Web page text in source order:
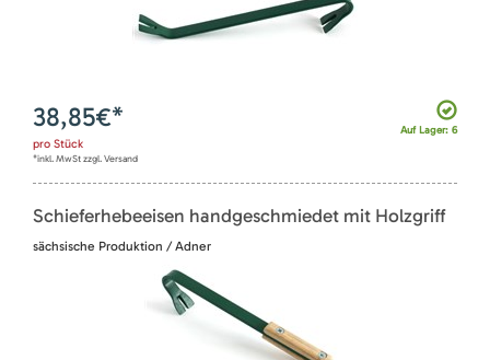
Auf Lager: 6
38,85€*
pro Stück
*inkl. MwSt zzgl. Versand
Schieferhebeeisen handgeschmiedet mit Holzgriff
sächsische Produktion / Adner